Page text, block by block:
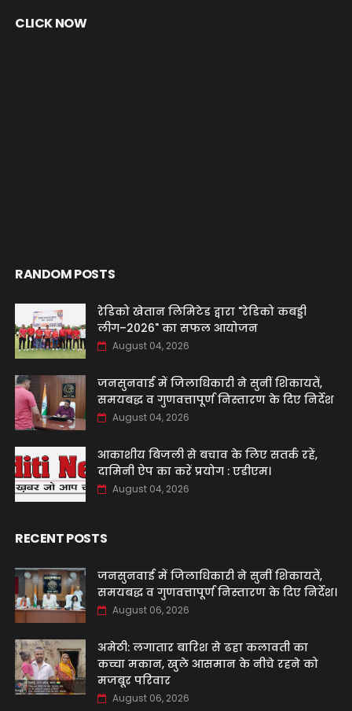
CLICK NOW
RANDOM POSTS
रेडिको खेतान लिमिटेड द्वारा "रेडिको कबड्डी
लीग–2026" का सफल आयोजन
August 04, 2026
जनसुनवाई में जिलाधिकारी ने सुनीं शिकायतें,
समयबद्ध व गुणवत्तापूर्ण निस्तारण के दिए निर्देश
August 04, 2026
आकाशीय बिजली से बचाव के लिए सतर्क रहें,
दामिनी ऐप का करें प्रयोग : एडीएम।
August 04, 2026
RECENT POSTS
जनसुनवाई में जिलाधिकारी ने सुनीं शिकायतें,
समयबद्ध व गुणवत्तापूर्ण निस्तारण के दिए निर्देश।
August 06, 2026
अमेठी: लगातार बारिश से ढहा कलावती का
कच्चा मकान, खुले आसमान के नीचे रहने को
मजबूर परिवार
August 06, 2026